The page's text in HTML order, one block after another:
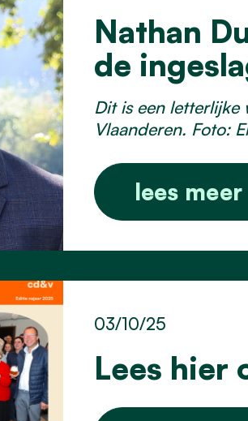
Nathan
de
Dit is een letterlijke
Vlaanderen. Foto:
lees meer
Lees hier
03/10/25